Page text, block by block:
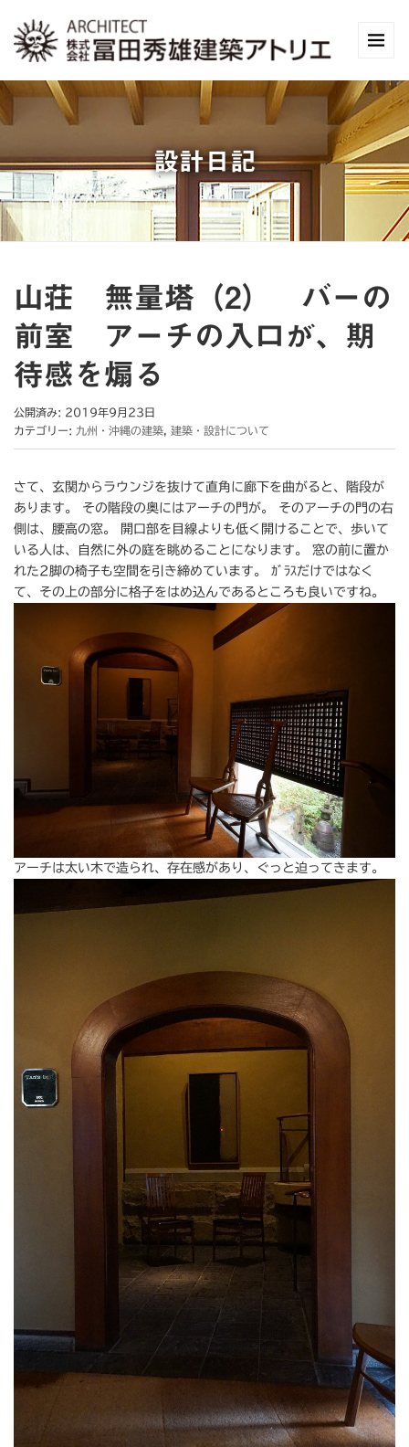
設計日記
山荘 無量塔（2） バーの
前室 アーチの入口が、期
待感を煽る
公開済み: 2019年9月23日
カテゴリー: 九州・沖縄の建築 建築・設計について
さて、玄関からラウンジを抜けて直角に廊下を曲がると、階段が
あります。 その階段の奥にはアーチの門が。 そのアーチの門の右
側は、腰高の窓。 開口部を目線よりも低く開けることで、歩いて
いる人は、自然に外の庭を眺めることになります。 窓の前に置か
れた2脚の椅子も空間を引き締めています。 ｶﾞﾗｽだけではなく
て、その上の部分に格子をはめ込んであるところも良いですね。
アーチは太い木で造られ、存在感があり、ぐっと迫ってきます。